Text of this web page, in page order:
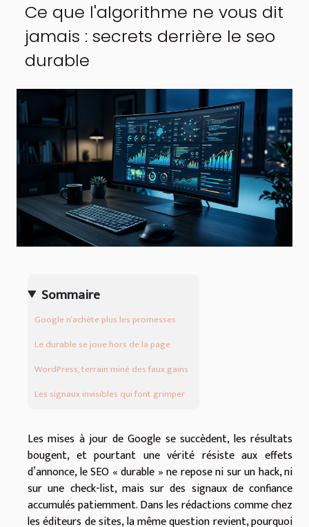
Ce que l'algorithme ne vous dit
jamais : secrets derrière le seo
durable
Sommaire
Google n’achète plus les promesses
Le durable se joue hors de la page
WordPress, terrain miné des faux gains
Les signaux invisibles qui font grimper
Les mises à jour de Google se succèdent, les résultats
bougent, et pourtant une vérité résiste aux effets
d’annonce, le SEO « durable » ne repose ni sur un hack, ni
sur une check-list, mais sur des signaux de confiance
accumulés patiemment. Dans les rédactions comme chez
les éditeurs de sites, la même question revient, pourquoi